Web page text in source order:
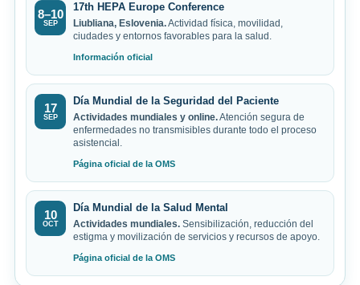
8–10
SEP
17th HEPA Europe Conference
Liubliana, Eslovenia.Actividad física, movilidad,
ciudades y entornos favorables para la salud.
Información oficial
17
SEP
Día Mundial de la Seguridad del Paciente
Actividades mundiales y online.Atención segura de
enfermedades no transmisibles durante todo el proceso
asistencial.
Página oficial de la OMS
10
OCT
Día Mundial de la Salud Mental
Actividades mundiales. Sensibilización, reducción del
estigma y movilización de servicios y recursos de apoyo.
Página oficial de la OMS